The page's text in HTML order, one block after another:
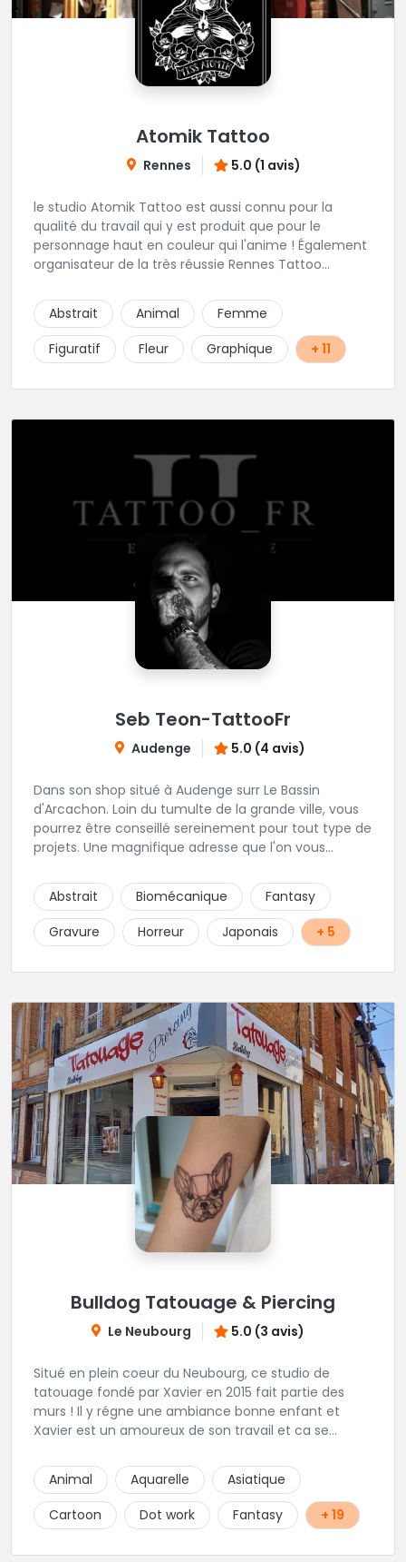
Atomik Tattoo
Rennes 5.0 (1 avis)
le studio Atomik Tattoo est aussi connu pour la
qualité du travail qui y est produit que pour le
personnage haut en couleur qui l'anime ! Également
organisateur de la très réussie Rennes Tattoo
mais pas que, vous pourrez passer sous le
dermographe de Miss Atomik . Avec l'assurance de
repartir avec un beau tatouage et un bon souvenir ;)
Abstrait Animal
Femme
Figuratif
Fleur Graphique + 11
Seb Teon-TattooFr
Audenge 5.0 (4 avis)
Dans son shop situé à Audenge surr Le Bassin
d'Arcachon. Loin du tumulte de la grande ville, vous
pourrez être conseillé sereinement pour tout type de
projets. Une magnifique adresse que l'on vous
et passages au shop sur rendez-vous également.
Abstrait Biomécanique
Fantasy
Gravure
Horreur Japonais + 5
Bulldog Tatouage & Piercing
Le Neubourg 5.0 (3 avis)
Situé en plein coeur du Neubourg, ce studio de
tatouage fondé par Xavier en 2015 fait partie des
murs ! Il y régne une ambiance bonne enfant et
Xavier est un amoureux de son travail et ca se
Animal
Aquarelle
Asiatique
Cartoon
Dot work Fantasy + 19